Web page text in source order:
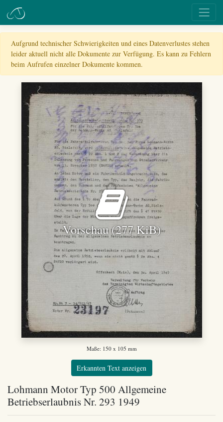
Aufgrund technischer Schwierigkeiten und eines Datenverlustes stehen
leider aktuell nicht alle Dokumente zur Verfügung. Es kann zu Fehlern
beim Aufrufen einzelner Dokumente kommen.
Vorschau (277 KiB)
Maße: 150 x 105 mm
Erkannten Text anzeigen
Lohmann Motor Typ 500 Allgemeine
Betriebserlaubnis Nr. 293 1949